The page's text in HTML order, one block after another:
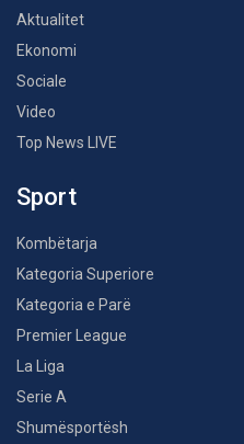
Aktualitet
Ekonomi
Sociale
Video
Top News LIVE
Sport
Kombëtarja
Kategoria Superiore
Kategoria e Parë
Premier League
La Liga
Serie A
Shumësportësh